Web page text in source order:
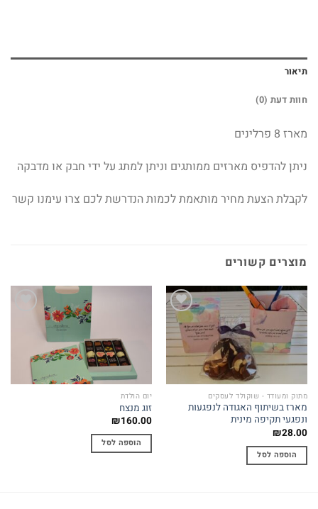
תיאור
חוות דעת (0)
מארז 8 פרלינים
ניתן להדפיס מארזים ממותגים וניתן למתג על ידי חבק או מדבקה
לקבלת הצעת מחיר מותאמת לכמות הנדרשת לכם צרו עימנו קשר
מוצרים קשורים
Add to
wishlist
מתוק ומעודד - שוקולד לעסקים
מארז בשיתוף האגודה לנפגעות
ונפגעי תקיפה מינית
₪28.00
הוספה לסל
יום הולדת
זוג מנצח
₪160.00
הוספה לסל